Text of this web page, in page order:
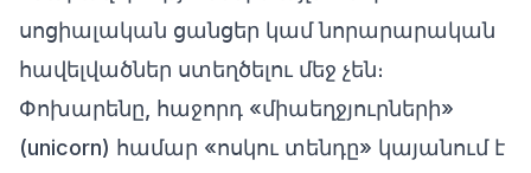
սոցիալական ցանցեր կամ նորարարական
հավելվածներ ստեղծելու մեջ չեն։
Փոխարենը, հաջորդ «միաեղջյուրների»
(unicorn) համար «ոսկու տենդը» կայանում է